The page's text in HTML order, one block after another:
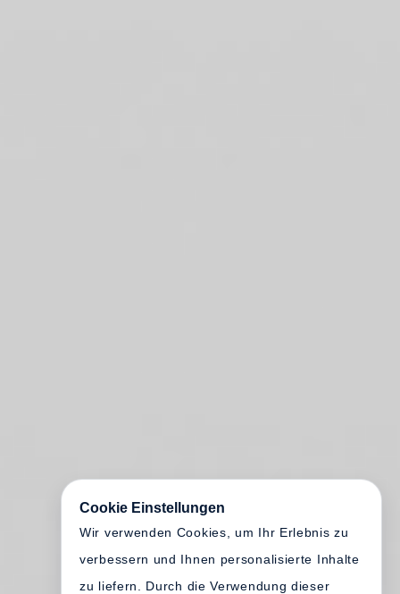
Cookie Einstellungen
Wir verwenden Cookies, um Ihr Erlebnis zu
verbessern und Ihnen personalisierte Inhalte
zu liefern. Durch die Verwendung dieser